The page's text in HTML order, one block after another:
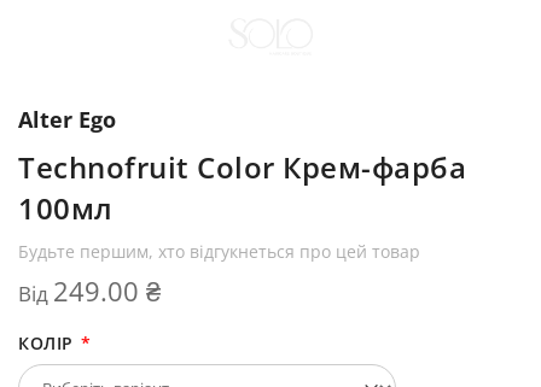
Alter Ego
Technofruit Color Крем-фарба
100мл
Будьте першим, хто відгукнеться про цей товар
Від 249.00 ₴
КОЛІР